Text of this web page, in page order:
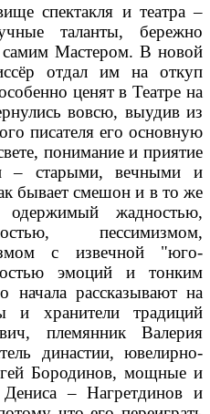
спектакля и театра –
таланты, бережно
Мастером. В новой
отдал им на откуп
ценят в Театре на
вовсю, выудив из
писателя его основную
понимание и приятие
– старыми, вечными и
бывает смешон и в то же
жадностью,
пессимизмом,
с извечной "юго-
эмоций и тонким
начала рассказывают на
и хранители традиций
племянник Валерия
династии, ювелирно-
Бородинов, мощные и
Дениса – Нагретдинов и